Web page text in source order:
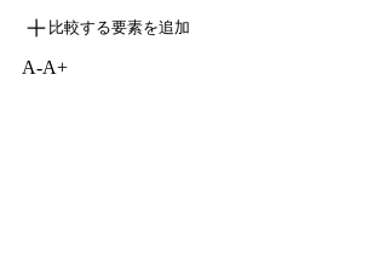
比較する要素を追加